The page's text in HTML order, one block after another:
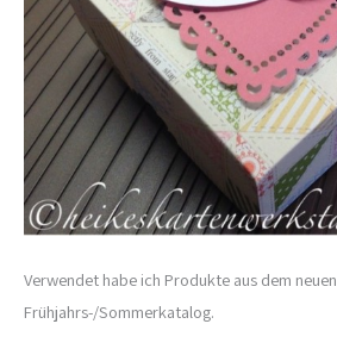
Verwendet habe ich Produkte aus dem neuen
Frühjahrs-/Sommerkatalog.